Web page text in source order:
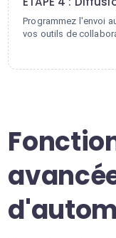
Programmez l'envoi
vos outils de